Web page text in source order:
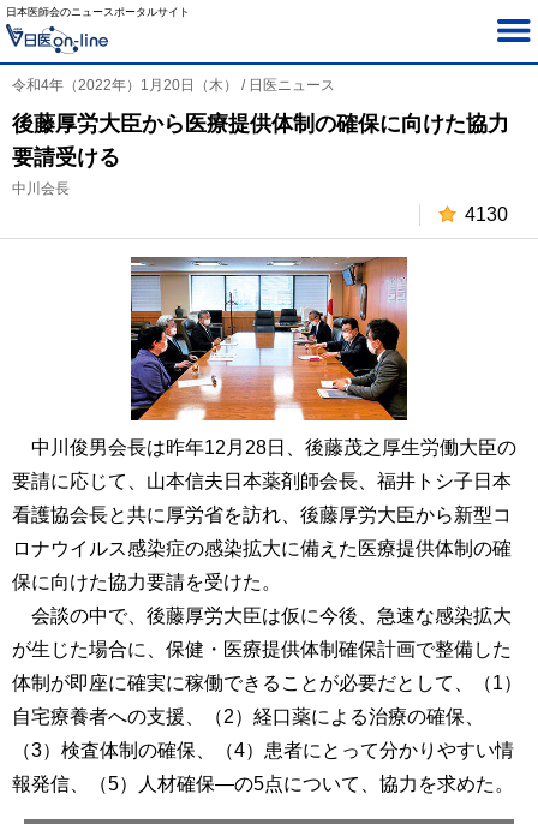
日本医師会のニュースポータルサイト
令和4年（2022年）1月20日（木） / 日医ニュース
後藤厚労大臣から医療提供体制の確保に向けた協力
要請受ける
中川会長
4130
中川俊男会長は昨年12月28日、後藤茂之厚生労働大臣の
要請に応じて、山本信夫日本薬剤師会長、福井トシ子日本
看護協会長と共に厚労省を訪れ、後藤厚労大臣から新型コ
ロナウイルス感染症の感染拡大に備えた医療提供体制の確
保に向けた協力要請を受けた。
会談の中で、後藤厚労大臣は仮に今後、急速な感染拡大
が生じた場合に、保健・医療提供体制確保計画で整備した
体制が即座に確実に稼働できることが必要だとして、（1）
自宅療養者への支援、（2）経口薬による治療の確保、
（3）検査体制の確保、（4）患者にとって分かりやすい情
報発信、（5）人材確保―の5点について、協力を求めた。